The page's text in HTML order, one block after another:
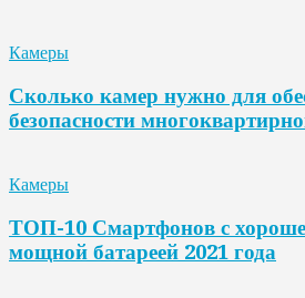
Камеры
Сколько камер нужно для
безопасности
Камеры
ТОП-10 Смартфонов с
мощной батареей 2021 года